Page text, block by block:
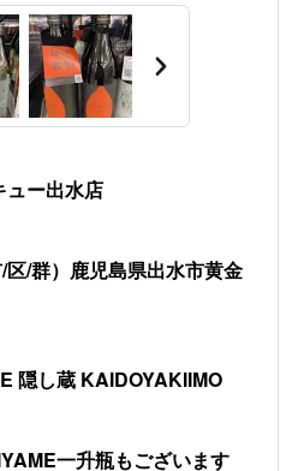
ュー出水店
/群）鹿児島県出水市黄金
隠し蔵 KAIDOYAKIIMO
一升瓶もございます